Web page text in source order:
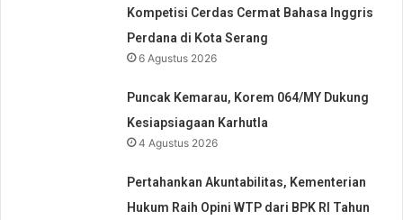
Kompetisi Cerdas Cermat Bahasa Inggris
Perdana di Kota Serang
6 Agustus 2026
Puncak Kemarau, Korem 064/MY Dukung
Kesiapsiagaan Karhutla
4 Agustus 2026
Pertahankan Akuntabilitas, Kementerian
Hukum Raih Opini WTP dari BPK RI Tahun